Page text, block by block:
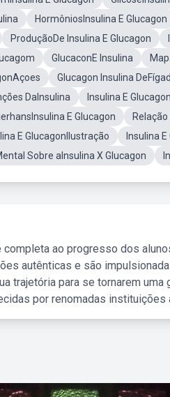
HormôniosInsulina E Glucagon
ProduçãoDe Insulina E Glucagon
GlucaconE Insulina
Glucagon Insulina
DaInsulina
Insulina E
E Glucagon
E GlucagonIlustração
Insulina
Sobre aInsulina X Glucagon
completa ao progresso dos
autênticas e são
trajetória para se tornarem uma
por renomadas instituições